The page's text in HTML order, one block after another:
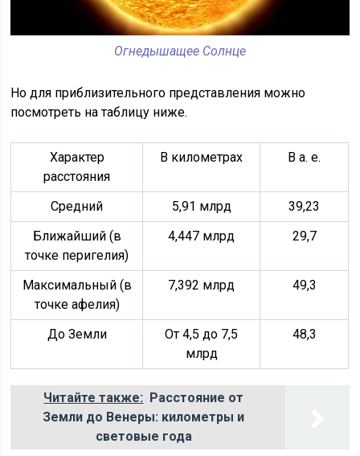
Огнедышащее Солнце
Но для приблизительного представления можно
посмотреть на таблицу ниже.
Характер
расстояния
В километрах В а. е.
Средний 5,91 млрд
39,23
Ближайший (в
точке перигелия)
4,447 млрд 29,7
Максимальный (в
точке афелия)
7,392 млрд 49,3
До Земли
От 4,5 до 7,5
млрд
48,3
Читайте также:
Расстояние от
Земли до Венеры: километры и
световые года